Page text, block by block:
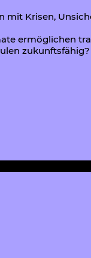
mit Krisen,
ermöglichen
zukunftsfähig?